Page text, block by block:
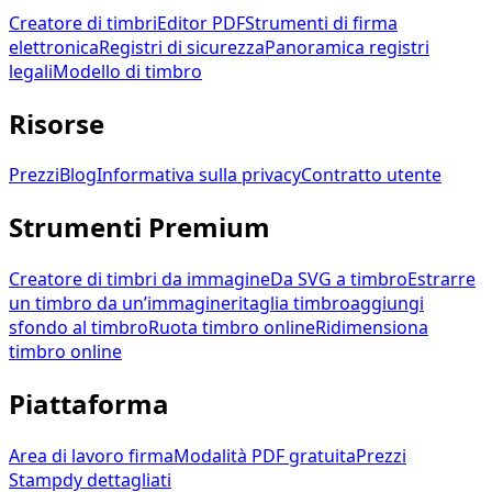
Creatore di timbriEditor PDFStrumenti di firma
elettronicaRegistri di sicurezzaPanoramica registri
legaliModello di timbro
Risorse
PrezziBlogInformativa sulla privacyContratto utente
Strumenti Premium
Creatore di timbri da immagineDa SVG a timbroEstrarre
un timbro da un’immagineritaglia timbroaggiungi
sfondo al timbroRuota timbro onlineRidimensiona
timbro online
Piattaforma
Area di lavoro firmaModalità PDF gratuitaPrezzi
Stampdy dettagliati